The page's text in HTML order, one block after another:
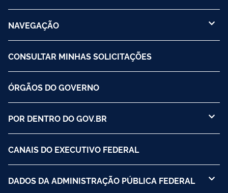
NAVEGAÇÃO
CONSULTAR MINHAS SOLICITAÇÕES
ÓRGÃOS DO GOVERNO
POR DENTRO DO GOV.BR
CANAIS DO EXECUTIVO FEDERAL
DADOS DA ADMINISTRAÇÃO PÚBLICA FEDERAL